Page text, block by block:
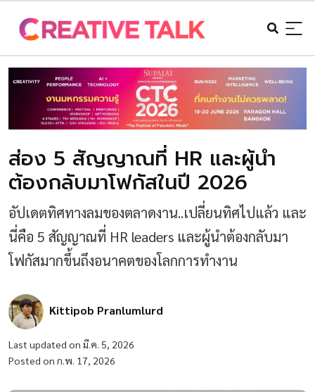
ส่อง 5 สัญญาณที่ HR และผู้นำ
ต้องกลับมาโฟกัสในปี 2026
อัปเดตทิศทางลมของตลาดงาน..เปลี่ยนทิศไปแล้ว และ
นี่คือ 5 สัญญาณที่ HR leaders และผู้นำต้องกลับมา
โฟกัสมากขึ้นถึงอนาคตของโลกการทำงาน
Kittipob Pranlumlurd
Last updated on มี.ค. 5, 2026
Posted on ก.พ. 17, 2026